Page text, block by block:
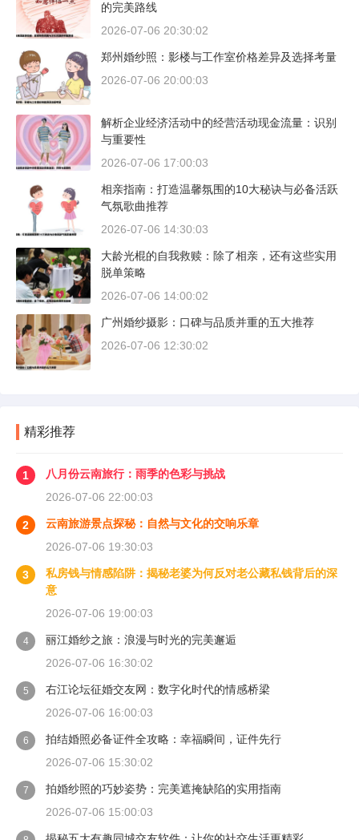
的完美路线
2026-07-06 20:30:02
郑州婚纱照：影楼与工作室价格差异及选择考量
2026-07-06 20:00:03
解析企业经济活动中的经营活动现金流量：识别
与重要性
2026-07-06 17:00:03
相亲指南：打造温馨氛围的10大秘诀与必备活跃
气氛歌曲推荐
2026-07-06 14:30:03
大龄光棍的自我救赎：除了相亲，还有这些实用
脱单策略
2026-07-06 14:00:02
广州婚纱摄影：口碑与品质并重的五大推荐
2026-07-06 12:30:02
精彩推荐
1
八月份云南旅行：雨季的色彩与挑战
2026-07-06 22:00:03
2
云南旅游景点探秘：自然与文化的交响乐章
2026-07-06 19:30:03
3
私房钱与情感陷阱：揭秘老婆为何反对老公藏私钱背后的深
意
2026-07-06 19:00:03
4
丽江婚纱之旅：浪漫与时光的完美邂逅
2026-07-06 16:30:02
5
右江论坛征婚交友网：数字化时代的情感桥梁
2026-07-06 16:00:03
6
拍结婚照必备证件全攻略：幸福瞬间，证件先行
2026-07-06 15:30:02
7
拍婚纱照的巧妙姿势：完美遮掩缺陷的实用指南
2026-07-06 15:00:03